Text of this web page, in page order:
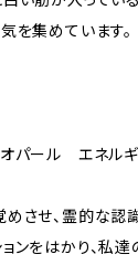
を集めています。
オパール エネル
させ、霊的な認
ンをはかり、私